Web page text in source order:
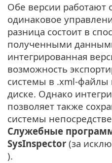
Обе версии работают
одинаковое
разница состоит в
полученными
интегрированная
возможность
системы в .xml-файлы
диске. Однако
позволяет также
системы
Служебные
SysInspector (за
).